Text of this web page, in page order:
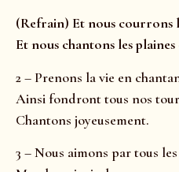
(Refrain) Et nous courrons
Et nous chantons les
2 – Prenons la vie en
Ainsi fondront tous nos
Chantons joyeusement.
3 – Nous aimons par tous